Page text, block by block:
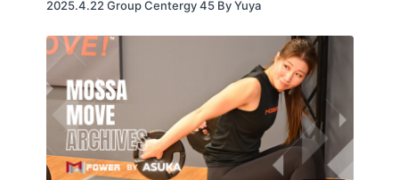
2025.4.22 Group Centergy 45 By Yuya